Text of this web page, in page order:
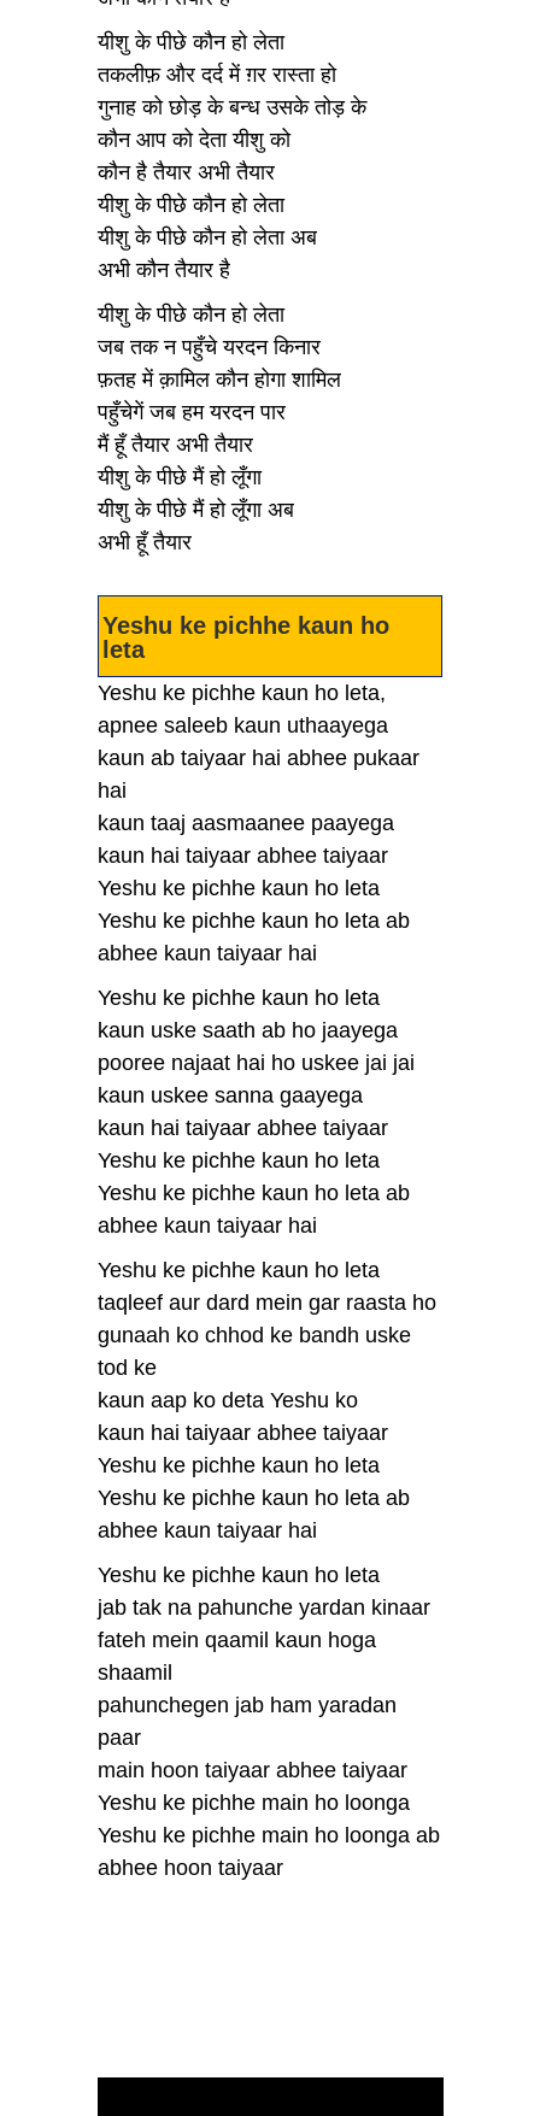
यीशु के पीछे कौन हो लेता
तकलीफ़ और दर्द में ग़र रास्ता हो
गुनाह को छोड़ के बन्ध उसके तोड़ के
कौन आप को देता यीशु को
कौन है तैयार अभी तैयार
यीशु के पीछे कौन हो लेता
यीशु के पीछे कौन हो लेता अब
अभी कौन तैयार है
यीशु के पीछे कौन हो लेता
जब तक न पहुँचे यरदन किनार
फ़तह में क़ामिल कौन होगा शामिल
पहुँचेगें जब हम यरदन पार
मैं हूँ तैयार अभी तैयार
यीशु के पीछे मैं हो लूँगा
यीशु के पीछे मैं हो लूँगा अब
अभी हूँ तैयार
Yeshu ke pichhe kaun ho
leta
Yeshu ke pichhe kaun ho leta,
apnee saleeb kaun uthaayega
kaun ab taiyaar hai abhee pukaar
hai
kaun taaj aasmaanee paayega
kaun hai taiyaar abhee taiyaar
Yeshu ke pichhe kaun ho leta
Yeshu ke pichhe kaun ho leta ab
abhee kaun taiyaar hai
Yeshu ke pichhe kaun ho leta
kaun uske saath ab ho jaayega
pooree najaat hai ho uskee jai jai
kaun uskee sanna gaayega
kaun hai taiyaar abhee taiyaar
Yeshu ke pichhe kaun ho leta
Yeshu ke pichhe kaun ho leta ab
abhee kaun taiyaar hai
Yeshu ke pichhe kaun ho leta
taqleef aur dard mein gar raasta ho
gunaah ko chhod ke bandh uske
tod ke
kaun aap ko deta Yeshu ko
kaun hai taiyaar abhee taiyaar
Yeshu ke pichhe kaun ho leta
Yeshu ke pichhe kaun ho leta ab
abhee kaun taiyaar hai
Yeshu ke pichhe kaun ho leta
jab tak na pahunche yardan kinaar
fateh mein qaamil kaun hoga
shaamil
pahunchegen jab ham yaradan
paar
main hoon taiyaar abhee taiyaar
Yeshu ke pichhe main ho loonga
Yeshu ke pichhe main ho loonga ab
abhee hoon taiyaar